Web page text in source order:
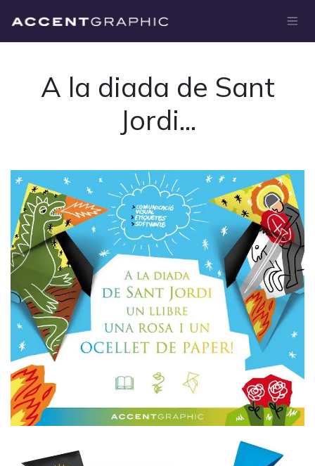
A la diada de Sant
Jordi...